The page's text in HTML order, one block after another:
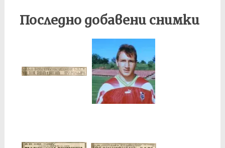
Последно добавени снимки